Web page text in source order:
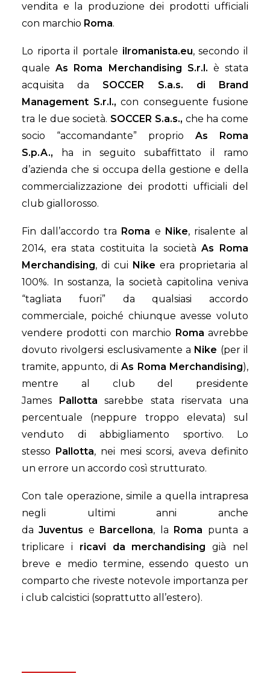
vendita e la produzione dei prodotti ufficiali
con marchio Roma.
Lo riporta il portale ilromanista.eu, secondo il
qualeAs Roma Merchandising S.r.l. è stata
acquisita da SOCCER S.a.s. di Brand
Management S.r.l., con conseguente fusione
tra le due società. SOCCER S.a.s., che ha come
socio “accomandante” proprio As Roma
S.p.A.,
ha in seguito subaffittato il ramo
d’azienda che si occupa della gestione e della
commercializzazione dei prodotti ufficiali del
club giallorosso.
Fin dall’accordo tra Roma e Nike, risalente al
2014, era stata costituita la societàAs Roma
Merchandising, di cui Nike era proprietaria al
100%. In sostanza, la società capitolina veniva
“tagliata fuori” da qualsiasi accordo
commerciale, poiché chiunque avesse voluto
vendere prodotti con marchio Romaavrebbe
dovuto rivolgersi esclusivamente a Nike (per il
tramite, appunto, diAs Roma Merchandising),
mentre al club del presidente
James Pallottasarebbe stata riservata una
percentuale (neppure troppo elevata) sul
venduto di abbigliamento sportivo. Lo
stesso Pallotta, nei mesi scorsi, aveva definito
un errore un accordo così strutturato.
Con tale operazione, simile a quella intrapresa
negli ultimi anni anche
daJuventus e Barcellona, la Roma punta a
triplicare i ricavi da merchandisinggià nel
breve e medio termine, essendo questo un
comparto che riveste notevole importanza per
i club calcistici (soprattutto all’estero).